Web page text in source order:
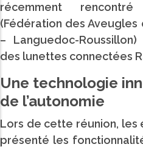
récemment rencontré
(Fédération des
– Languedoc-
des lunettes connectées
Une technologie
de l’autonomie
Lors de cette réunion, les
présenté les